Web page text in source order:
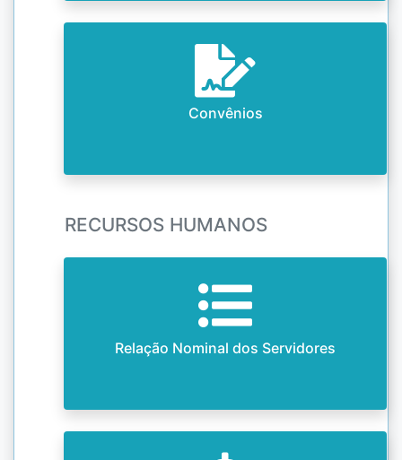
Convênios
RECURSOS HUMANOS
Relação Nominal dos Servidores